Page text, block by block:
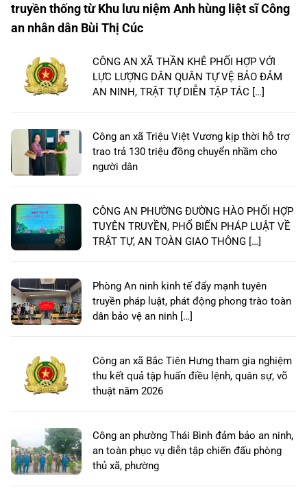
truyền thống từ Khu lưu niệm Anh hùng liệt sĩ Công
an nhân dân Bùi Thị Cúc
CÔNG AN XÃ THẦN KHÊ PHỐI HỢP VỚI
LỰC LƯỢNG DÂN QUÂN TỰ VỆ BẢO ĐẢM
AN NINH, TRẬT TỰ DIỄN TẬP TÁC […]
Công an xã Triệu Việt Vương kịp thời hỗ trợ
trao trả 130 triệu đồng chuyển nhầm cho
người dân
CÔNG AN PHƯỜNG ĐƯỜNG HÀO PHỐI HỢP
TUYÊN TRUYỀN, PHỔ BIẾN PHÁP LUẬT VỀ
TRẬT TỰ, AN TOÀN GIAO THÔNG […]
Phòng An ninh kinh tế đẩy mạnh tuyên
truyền pháp luật, phát động phong trào toàn
dân bảo vệ an ninh […]
Công an xã Bắc Tiên Hưng tham gia nghiệm
thu kết quả tập huấn điều lệnh, quân sự, võ
thuật năm 2026
Công an phường Thái Bình đảm bảo an ninh,
an toàn phục vụ diễn tập chiến đấu phòng
thủ xã, phường